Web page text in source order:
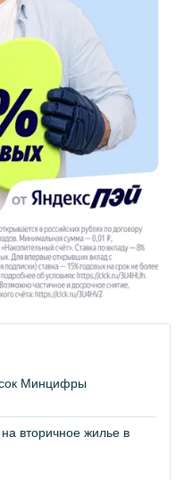
Минцифры
вторичное жилье в